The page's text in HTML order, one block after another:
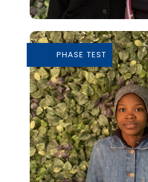
outils pour consommer
En savoir plus
PHASE TEST